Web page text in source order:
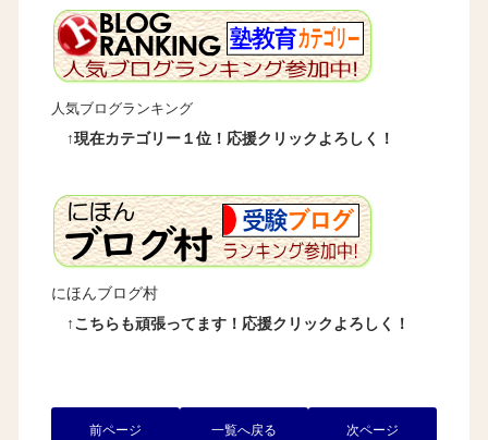
人気ブログランキング
↑現在カテゴリー１位！応援クリックよろしく！
にほんブログ村
↑こちらも頑張ってます！応援クリックよろしく！
前ページ 一覧へ戻る 次ページ